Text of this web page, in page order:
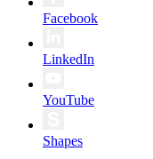
Facebook
LinkedIn
YouTube
Shapes